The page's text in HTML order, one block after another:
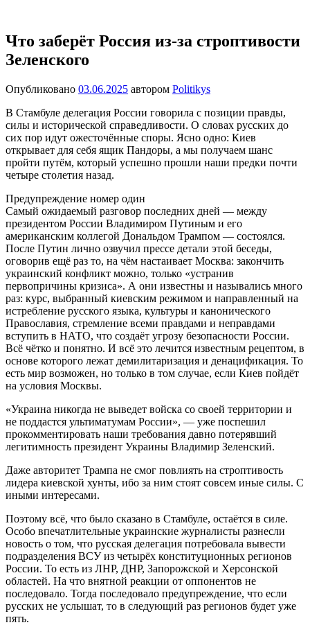
содержимому
один
сайт
на
Что заберёт Россия из-за строптивости
Зеленского
Опубликовано 03.06.2025 автором Politikys
В Стамбуле делегация России говорила с позиции правды,
силы и исторической справедливости. О словах русских до
сих пор идут ожесточённые споры. Ясно одно: Киев
открывает для себя ящик Пандоры, а мы получаем шанс
пройти путём, который успешно прошли наши предки почти
четыре столетия назад.
Предупреждение номер один
Самый ожидаемый разговор последних дней — между
президентом России Владимиром Путиным и его
американским коллегой Дональдом Трампом — состоялся.
После Путин лично озвучил прессе детали этой беседы,
оговорив ещё раз то, на чём настаивает Москва: закончить
украинский конфликт можно, только «устранив
первопричины кризиса». А они известны и назывались много
раз: курс, выбранный киевским режимом и направленный на
истребление русского языка, культуры и канонического
Православия, стремление всеми правдами и неправдами
вступить в НАТО, что создаёт угрозу безопасности России.
Всё чётко и понятно. И всё это лечится известным рецептом, в
основе которого лежат демилитаризация и денацификация. То
есть мир возможен, но только в том случае, если Киев пойдёт
на условия Москвы.
«Украина никогда не выведет войска со своей территории и
не поддастся ультиматумам России», — уже поспешил
прокомментировать наши требования давно потерявший
легитимность президент Украины Владимир Зеленский.
Даже авторитет Трампа не смог повлиять на строптивость
лидера киевской хунты, ибо за ним стоят совсем иные силы. С
иными интересами.
Поэтому всё, что было сказано в Стамбуле, остаётся в силе.
Особо впечатлительные украинские журналисты разнесли
новость о том, что русская делегация потребовала вывести
подразделения ВСУ из четырёх конституционных регионов
России. То есть из ЛНР, ДНР, Запорожской и Херсонской
областей. На что внятной реакции от оппонентов не
последовало. Тогда последовало предупреждение, что если
русских не услышат, то в следующий раз регионов будет уже
пять.